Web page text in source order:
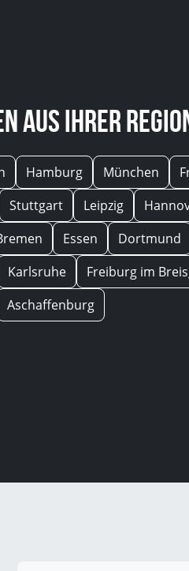
aus Ihrer
Hamburg München
Stuttgart Leipzig
Essen Dortmund
Karlsruhe Freiburg im
Aschaffenburg